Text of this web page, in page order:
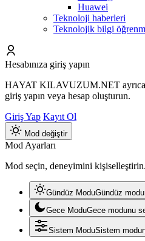
Huawei
Teknoloji haberleri
Teknolojik bilgi
Hesabınıza giriş yapın
HAYAT KILAVUZUM.NET
giriş yapın veya hesap oluşturun.
Giriş Yap Kayıt Ol
Mod değiştir
Mod Ayarları
Mod seçin, deneyimini kişiselleştirin.
Gündüz ModuGündüz
Gece ModuGece modunu
Sistem ModuSistem